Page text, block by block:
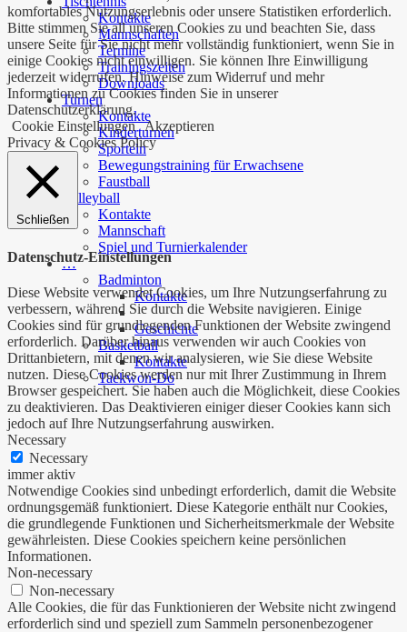
Kontakte
Mannschaften
Termine
Trainingszeiten
Downloads
Turnen
Kontakte
Kinderturnen
Sporteln
Bewegungstraining für Erwachsene
Faustball
Volleyball
Kontakte
Mannschaft
Spiel und Turnierkalender
…
Badminton
Kontakte
Geschichte
Basketball
Kontakte
Taekwon-Do
komfortables Nutzungserlebnis oder unsere Statistiken erforderlich.
Bitte stimmen Sie all unseren Cookies zu und beachten Sie, dass
unsere Seite für Sie nicht mehr vollständig funktioniert, wenn Sie in
einige Cookies nicht einwilligen. Sie können Ihre Einwilligung
jederzeit widerrufen. Hinweise zum Widerruf und mehr
Informationen zu Cookies finden Sie in unserer
Datenschutzerklärung.
Cookie Einstellungen Akzeptieren
Privacy & Cookies Policy
Schließen
Datenschutz-Einstellungen
Diese Website verwendet Cookies, um Ihre Nutzungserfahrung zu
verbessern, während Sie durch die Website navigieren. Einige
Cookies sind für grundlegenden Funktionen der Website zwingend
erforderlich. Darüber hinaus verwenden wir auch Cookies von
Drittanbietern, mit denen wir analysieren, wie Sie diese Website
nutzen. Diese Cookies werden nur mit Ihrer Zustimmung in Ihrem
Browser gespeichert. Sie haben auch die Möglichkeit, diese Cookies
zu deaktivieren. Das Deaktivieren einiger dieser Cookies kann sich
jedoch auf Ihre Nutzungserfahrung auswirken.
Necessary
Necessary
immer aktiv
Notwendige Cookies sind unbedingt erforderlich, damit die Website
ordnungsgemäß funktioniert. Diese Kategorie enthält nur Cookies,
die grundlegende Funktionen und Sicherheitsmerkmale der Website
gewährleisten. Diese Cookies speichern keine persönlichen
Informationen.
Non-necessary
Non-necessary
Alle Cookies, die für das Funktionieren der Website nicht zwingend
erforderlich sind und speziell zum Sammeln personenbezogener